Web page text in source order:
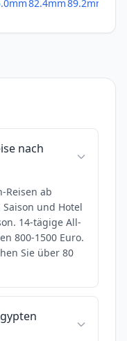
82.4mm89.2mm
nach
Reisen ab
und Hotel
14-tägige All-
800-1500 Euro.
Sie über 80